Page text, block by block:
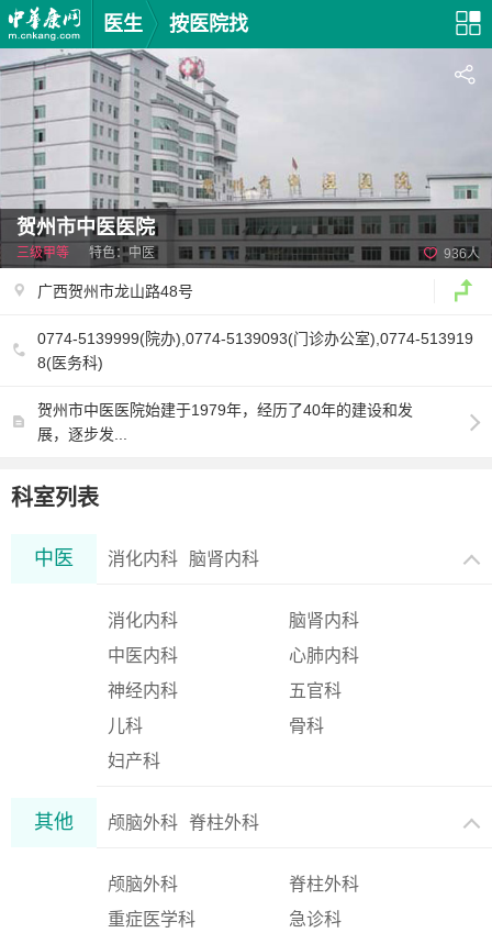
医生 按医院找
936人
贺州市中医医院
三级甲等 特色：中医
广西贺州市龙山路48号
0774-5139999(院办),0774-5139093(门诊办公室),0774-513919
8(医务科)
贺州市中医医院始建于1979年，经历了40年的建设和发
展，逐步发...
科室列表
中医 消化内科 脑肾内科
消化内科
脑肾内科
中医内科
心肺内科
神经内科
五官科
儿科
骨科
妇产科
其他 颅脑外科 脊柱外科
颅脑外科
脊柱外科
重症医学科
急诊科